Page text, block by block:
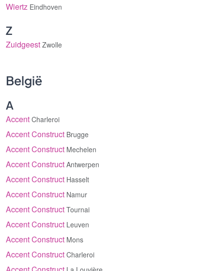
Wiertz Eindhoven
Z
Zuidgeest Zwolle
België
A
Accent Charleroi
Accent Construct Brugge
Accent Construct Mechelen
Accent Construct Antwerpen
Accent Construct Hasselt
Accent Construct Namur
Accent Construct Tournai
Accent Construct Leuven
Accent Construct Mons
Accent Construct Charleroi